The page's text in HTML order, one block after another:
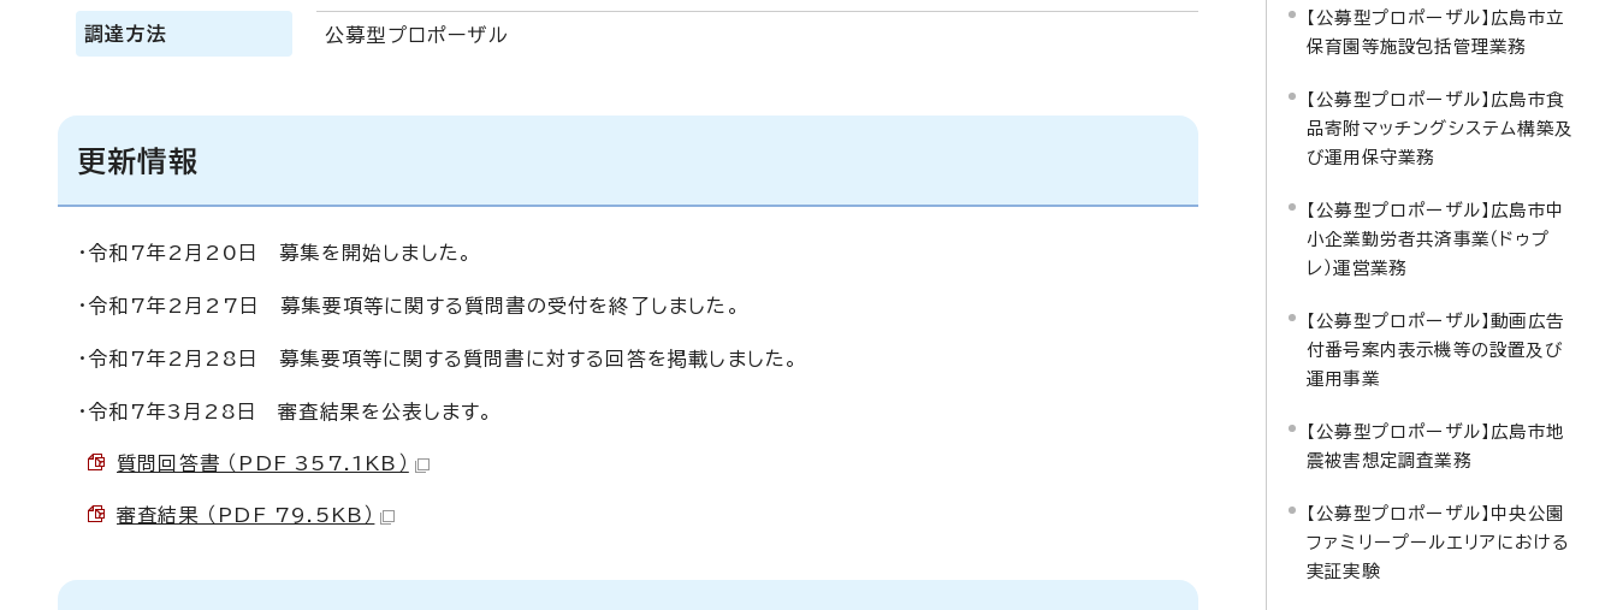
調達方法 公募型プロポーザル
更新情報
・令和7年2月20日 募集を開始しました。
・令和7年2月27日 募集要項等に関する質問書の受付を終了しました。
・令和7年2月28日 募集要項等に関する質問書に対する回答を掲載しました。
・令和7年3月28日 審査結果を公表します。
質問回答書 （PDF 357.1KB）
審査結果 （PDF 79.5KB）
【公募型プロポーザル】広島市立
保育園等施設包括管理業務
【公募型プロポーザル】広島市食
品寄附マッチングシステム構築及
び運用保守業務
【公募型プロポーザル】広島市中
小企業勤労者共済事業（ドゥプ
レ）運営業務
【公募型プロポーザル】動画広告
付番号案内表示機等の設置及び
運用事業
【公募型プロポーザル】広島市地
震被害想定調査業務
【公募型プロポーザル】中央公園
ファミリープールエリアにおける
実証実験